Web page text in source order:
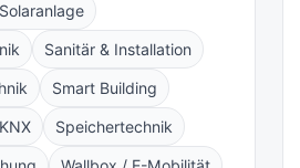
Sanitär & Installation
Smart Building
Speichertechnik